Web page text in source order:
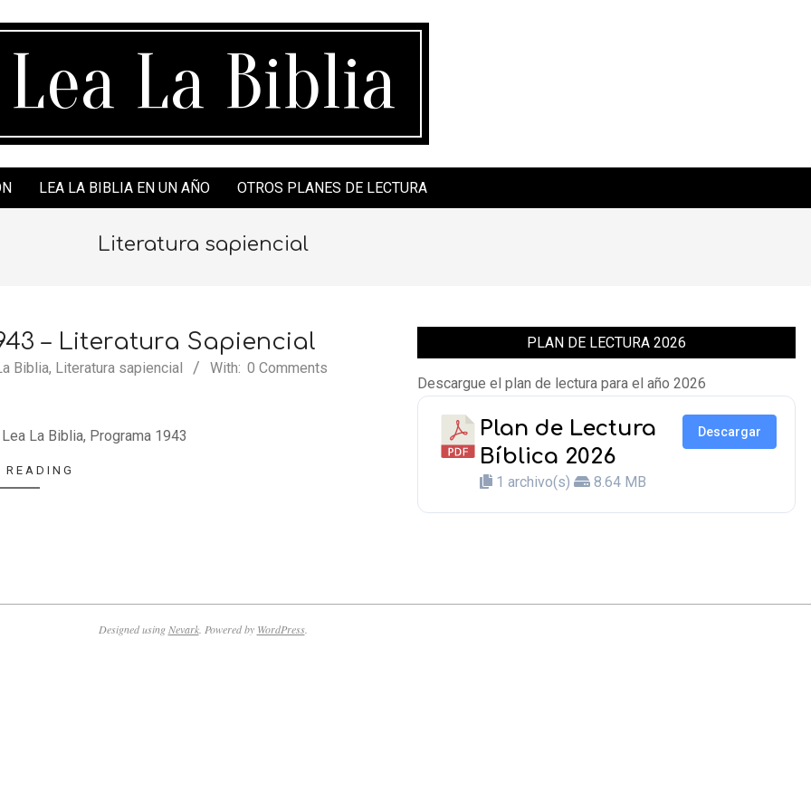
Lea La Biblia
LEA LA BIBLIA EN UN AÑO OTROS PLANES DE LECTURA
Literatura sapiencial
– Literatura Sapiencial
Biblia, Literatura sapiencial With: 0 Comments
La Biblia, Programa 1943
READING
PLAN DE LECTURA 2026
Descargue el plan de lectura para el año 2026
Plan de Lectura
Bíblica 2026
1 archivo(s) 8.64 MB
Descargar
Designed using Nevark. Powered by WordPress.